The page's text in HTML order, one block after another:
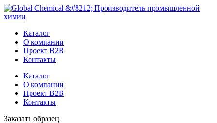
Каталог
О компании
Проект B2B
Контакты
Каталог
О компании
Проект B2B
Контакты
Заказать образец